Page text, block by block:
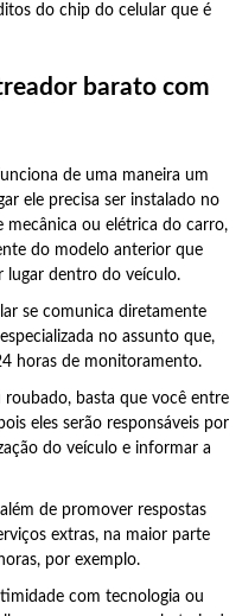
do chip do celular que é
barato com
de uma maneira um
ele precisa ser instalado no
mecânica ou elétrica do carro,
do modelo anterior que
lugar dentro do veículo.
se comunica diretamente
no assunto que,
horas de monitoramento.
basta que você entre
eles serão responsáveis por
do veículo e informar a
de promover respostas
extras, na maior parte
por exemplo.
com tecnologia ou